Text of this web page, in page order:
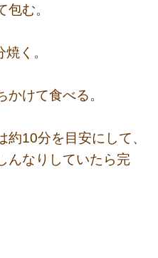
む。
く。
けて食べる。
約10分を目安にして、
んなりしていたら完